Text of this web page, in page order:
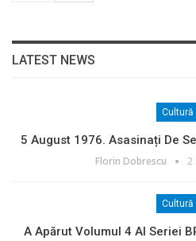
LATEST NEWS
Cultură
5 August 1976. Asasinați De
Florin Dobrescu 2
Cultură
A Apărut Volumul 4 Al Seriei